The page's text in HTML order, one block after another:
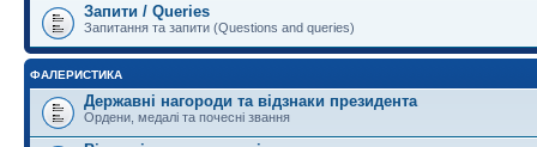
Запити / Queries
Запитання та запити (Questions and queries)
ФАЛЕРИСТИКА
Державні нагороди та відзнаки президента
Ордени, медалі та почесні звання